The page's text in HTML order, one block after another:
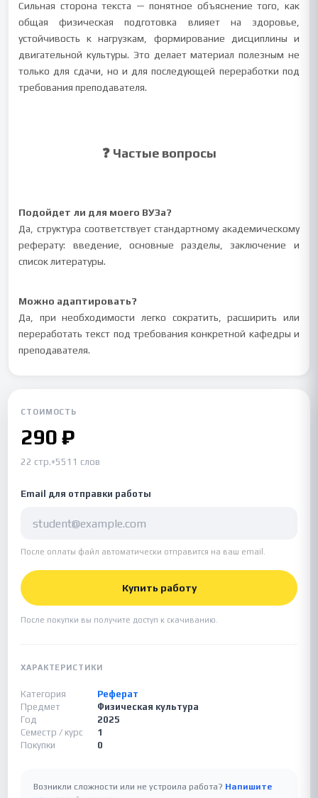
Сильная сторона текста — понятное объяснение того, как
общая физическая подготовка влияет на здоровье,
устойчивость к нагрузкам, формирование дисциплины и
двигательной культуры. Это делает материал полезным не
только для сдачи, но и для последующей переработки под
требования преподавателя.
❓ Частые вопросы
Подойдет ли для моего ВУЗа?
Да, структура соответствует стандартному академическому
реферату: введение, основные разделы, заключение и
список литературы.
Можно адаптировать?
Да, при необходимости легко сократить, расширить или
переработать текст под требования конкретной кафедры и
преподавателя.
СТОИМОСТЬ
290 ₽
22 стр.•5511 слов
Email для отправки работы
После оплаты файл автоматически отправится на ваш email.
Купить работу
После покупки вы получите доступ к скачиванию.
ХАРАКТЕРИСТИКИ
Категория
Реферат
Предмет
Физическая культура
Год
2025
Семестр / курс
1
Покупки
0
Возникли сложности или не устроила работа? Напишите